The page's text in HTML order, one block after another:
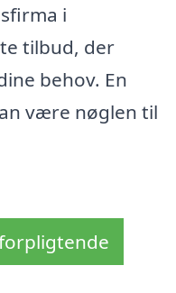
i
tilbud, der
behov. En
være nøglen til